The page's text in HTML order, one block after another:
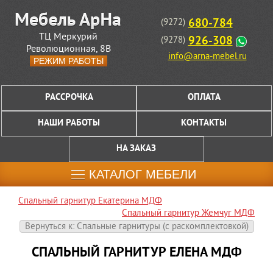
ТЦ Меркурий
Революционная, 8В
РЕЖИМ РАБОТЫ
(9272) 680-784
(9278) 926-308
info@arna-mebel.ru
РАССРОЧКА ОПЛАТА
НАШИ РАБОТЫ КОНТАКТЫ
НА ЗАКАЗ
КАТАЛОГ МЕБЕЛИ
Спальный гарнитур Екатерина МДФ
Спальный гарнитур Жемчуг МДФ
Вернуться к: Спальные гарнитуры (c раскомплектовкой)
СПАЛЬНЫЙ ГАРНИТУР ЕЛЕНА МДФ